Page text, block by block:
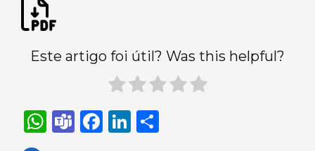
Este artigo foi útil? Was this helpful?
W T
F
Li